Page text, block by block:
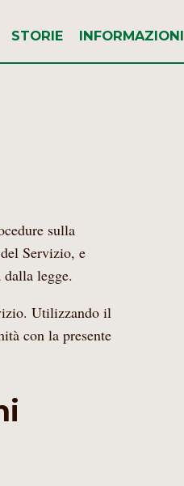
STORIE INFORMAZIONI
sulla
Servizio, e
legge.
Utilizzando il
con la presente